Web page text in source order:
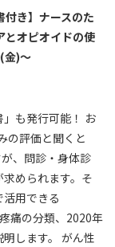
ど、今まで気
抗性という言
つ理解出来な
付き】ナースのた
とオピオイドの使
)～
」も発行可能！ お
の評価と聞くと
、問診・身体診
められます。そ
用できる
痛の分類、2020年
します。 がん性